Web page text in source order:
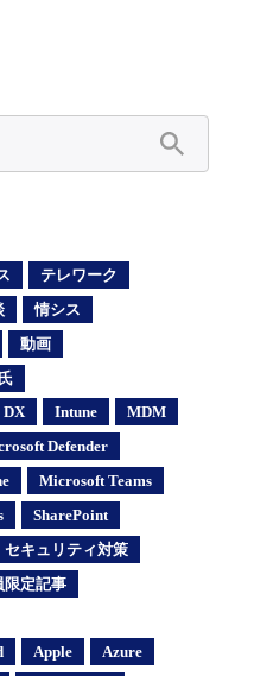
テレワーク
情シス
動画
DX Intune
MDM
Defender
Microsoft Teams
SharePoint
セキュリティ対策
限定記事
Apple
Azure